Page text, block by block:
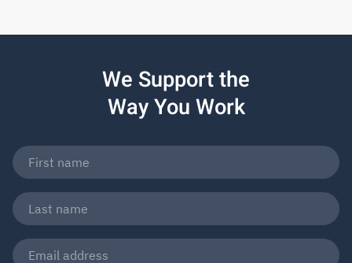
We Support the
Way You Work